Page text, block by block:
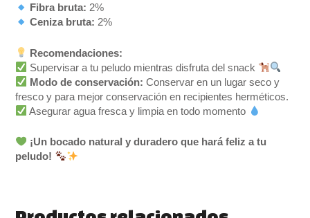
Fibra bruta: 2%
Ceniza bruta: 2%
Recomendaciones:
Supervisar a tu peludo mientras disfruta del snack
Modo de conservación: Conservar en un lugar seco y
fresco y para mejor conservación en recipientes herméticos.
Asegurar agua fresca y limpia en todo momento
¡Un bocado natural y duradero que hará feliz a tu
peludo!